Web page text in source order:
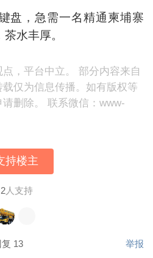
盘，急需一名精通柬埔寨
水丰厚。
，平台中立。 部分内容来自
仅为信息传播。如有版权等
删除。 联系微信：www-
持楼主
2人支持
复 13 举报